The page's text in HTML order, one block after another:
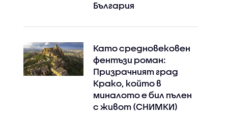
България
Като средновековен
фентъзи роман:
Призрачният град
Крако, който в
миналото е бил пълен
с живот (СНИМКИ)